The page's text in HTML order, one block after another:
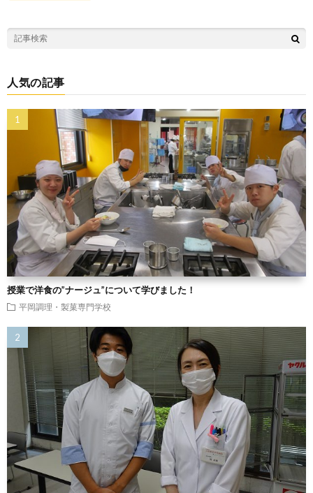
人気の記事
授業で洋食の”ナージュ”について学びました！
平岡調理・製菓専門学校